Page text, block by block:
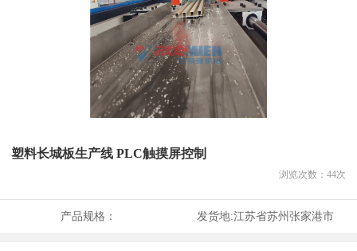
塑料长城板生产线 PLC触摸屏控制
浏览次数： 44次
产品规格： 发货地:江苏省苏州张家港市